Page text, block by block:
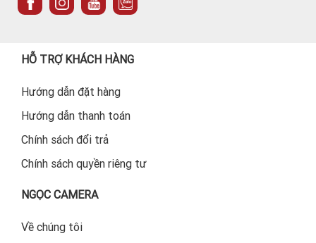
HỖ TRỢ KHÁCH HÀNG
Hướng dẫn đặt hàng
Hướng dẫn thanh toán
Chính sách đổi trả
Chính sách quyền riêng tư
NGỌC CAMERA
Về chúng tôi